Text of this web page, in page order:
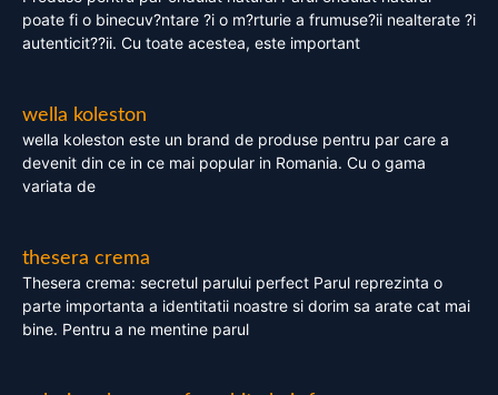
poate fi o binecuv?ntare ?i o m?rturie a frumuse?ii nealterate ?i
autenticit??ii. Cu toate acestea, este important
wella koleston
wella koleston este un brand de produse pentru par care a
devenit din ce in ce mai popular in Romania. Cu o gama
variata de
thesera crema
Thesera crema: secretul parului perfect Parul reprezinta o
parte importanta a identitatii noastre si dorim sa arate cat mai
bine. Pentru a ne mentine parul